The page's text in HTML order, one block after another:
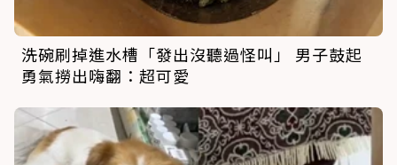
洗碗刷掉進水槽「發出沒聽過怪叫」 男子鼓起
勇氣撈出嗨翻：超可愛